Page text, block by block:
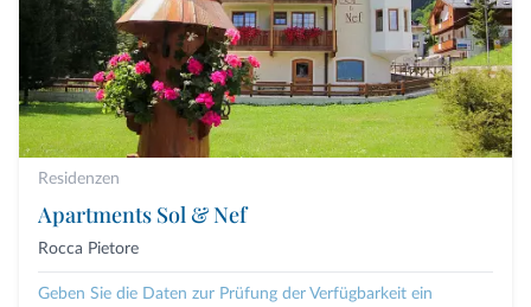
Residenzen
Apartments Sol & Nef
Rocca Pietore
Geben Sie die Daten zur Prüfung der Verfügbarkeit ein